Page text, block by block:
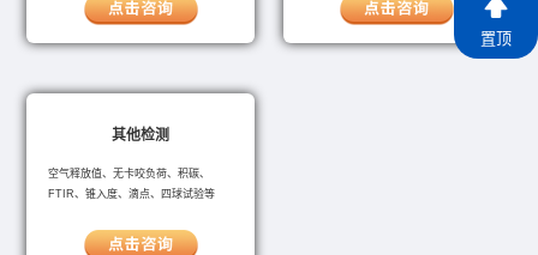
置顶
其他检测
空气释放值、无卡咬负荷、积碳、
FTIR、锥入度、滴点、四球试验等